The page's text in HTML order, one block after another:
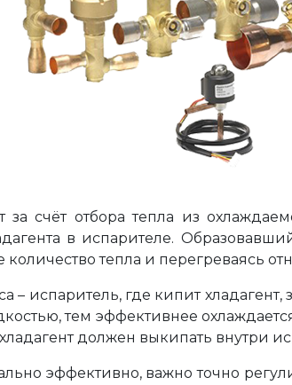
счёт отбора тепла из
в испарителе.
тепла и перегреваясь
– испаритель, где кипит
тем эффективнее
должен выкипать внутри
эффективно, важно точно